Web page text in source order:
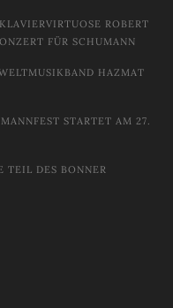
ROBERT
FÜR SCHUMANN
HAZMAT M
STARTET AM 27.
TEIL DES BONNER